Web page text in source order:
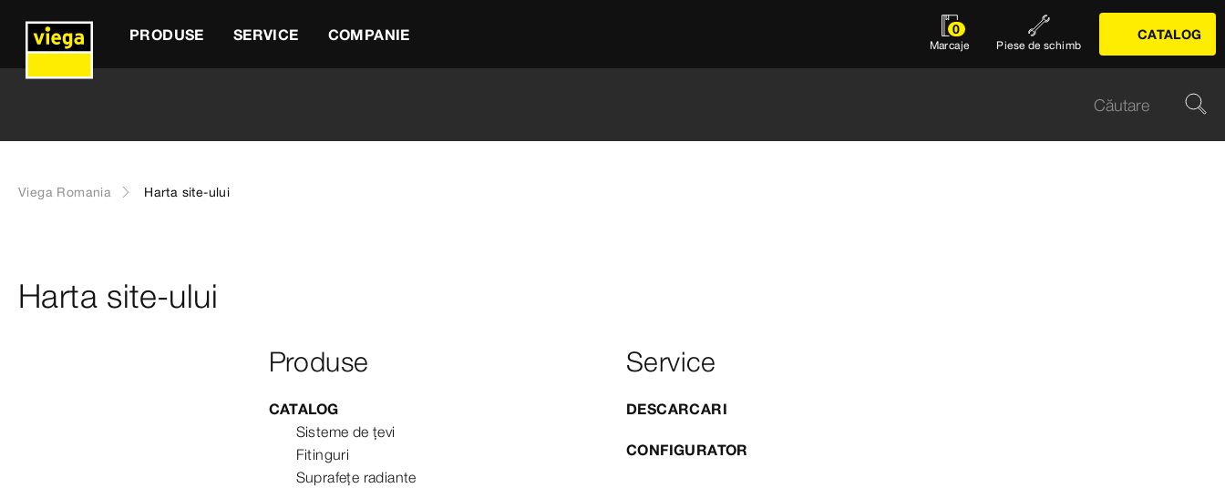
PRODUSE SERVICE COMPANIE 0
Marcaje Piese de schimb
CATALOG
Viega Romania Harta site-ului
Harta site-ului
Produse
CATALOG
Sisteme de țevi
Fitinguri
Suprafețe radiante
Service
DESCARCARI
CONFIGURATOR